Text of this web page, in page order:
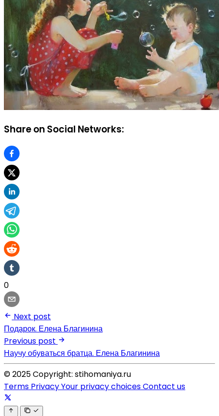
Share on Social Networks:
0
Next post
Подарок. Елена Благинина
Previous post
Научу обуваться братца. Елена Благинина
© 2025 Copyright: stihomaniya.ru
Terms PrivacyYour privacy choicesContact us